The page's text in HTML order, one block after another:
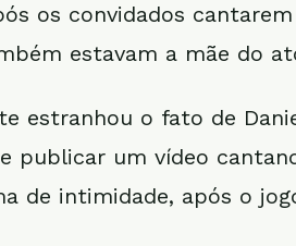
os convidados
estavam a mãe do
estranhou o fato de
e publicar um vídeo
de intimidade, após o